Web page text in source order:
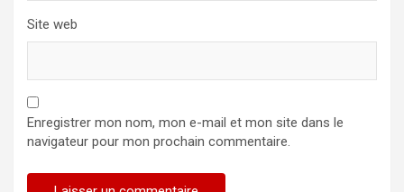
Site web
Enregistrer mon nom, mon e-mail et mon site dans le
navigateur pour mon prochain commentaire.